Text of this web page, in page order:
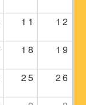
11 12
18 19
25 26